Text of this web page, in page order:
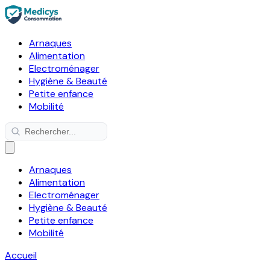
Arnaques
Alimentation
Electroménager
Hygiène & Beauté
Petite enfance
Mobilité
Arnaques
Alimentation
Electroménager
Hygiène & Beauté
Petite enfance
Mobilité
Accueil